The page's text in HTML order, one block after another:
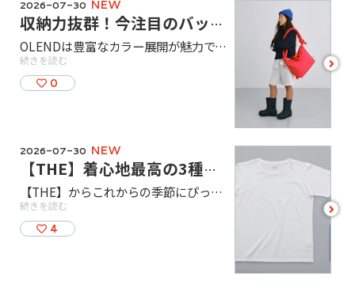
2026-07-30 NEW
収納力抜群！今注目のバックブランド【ÖLEND(オレンド)】
OLENDは豊富なカラー展開が魅力で、デザイン性・機能性どちらもを兼ね備えた今注目のバックブランドです。 ハンドバッグとしてはもちろん、ショルダーバッグ、バックパックとしてもシーンに合わせて使い分けができる3way仕様。中綿が荷物を衝撃から守ってくれます。 THE SHOP TOKYOは、日本国内で最も多くの種類を見ることができる正規取扱店です！ カラーもOna Soft Bagは13色展開と豊富に取り揃えています。 みなさまのご来店をお待ちしています。
続きを読む
0
see
more
2026-07-30 NEW
【THE】着心地最高の3種類の人気Tシャツ！
【THE】からこれからの季節にぴったりな3種類のオリジナルTシャツをご紹介いたします。 THE ON T-SHIRTSはシルクのようなさらりとした心地よさと張り感のある生地で作られており、スーツやジャケットに合わせられる、上質感あるTシャツです。 THE OFF T-SHIRTS、THE POCKET T-SHIRTSは透けにくく、繰り返し洗濯しても型崩れしないため、一枚で着ても様になるTシャツです。 またTHE OFF T-SHIRTSは店舗限定で大変人気な「THE」の刺繍が入ったものもございます! カラーも普段のコーディネートに合わせやすいものになっています！ これからの季節活躍間違いないなしのTシャツを是非チェックしてみてくださいね !
続きを読む
4
see
more